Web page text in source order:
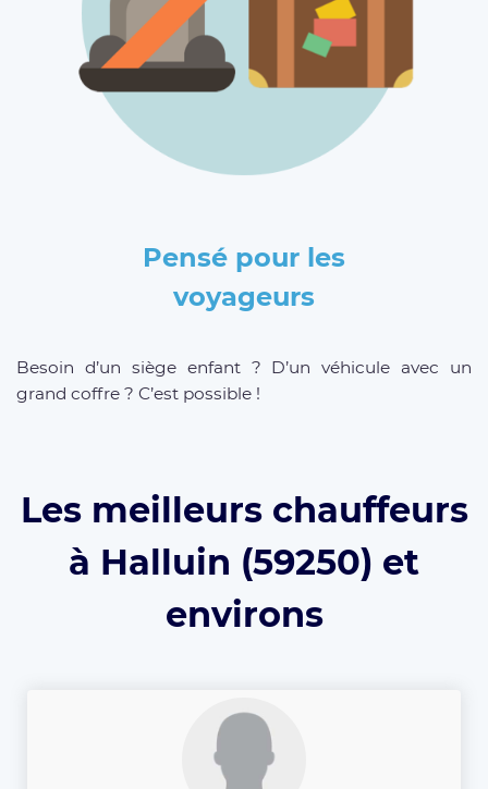
Pensé pour les
voyageurs
Besoin d’un siège enfant ? D’un véhicule avec un
grand coffre ? C’est possible !
Les meilleurs chauffeurs
à Halluin (59250) et
environs